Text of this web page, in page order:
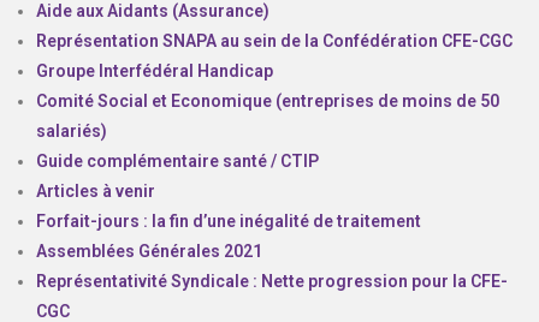
Aide aux Aidants (Assurance)
Représentation SNAPA au sein de la Confédération CFE-CGC
Groupe Interfédéral Handicap
Comité Social et Economique (entreprises de moins de 50
salariés)
Guide complémentaire santé / CTIP
Articles à venir
Forfait-jours : la fin d’une inégalité de traitement
Assemblées Générales 2021
Représentativité Syndicale : Nette progression pour la CFE-
CGC